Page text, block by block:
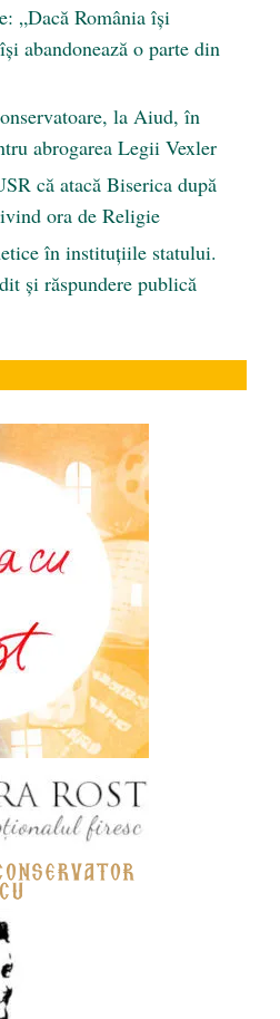
„Dacă România își
abandonează o parte din
la Aiud, în
abrogarea Legii Vexler
că atacă Biserica după
ora de Religie
în instituțiile statului.
și răspundere publică